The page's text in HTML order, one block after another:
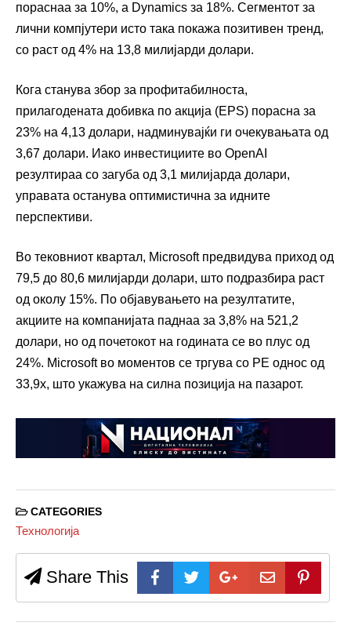
пораснаа за 10%, а Dynamics за 18%. Сегментот за
лични компјутери исто така покажа позитивен тренд,
со раст од 4% на 13,8 милијарди долари.
Кога станува збор за профитабилноста,
прилагодената добивка по акција (EPS) порасна за
23% на 4,13 долари, надминувајќи ги очекувањата од
3,67 долари. Иако инвестициите во OpenAI
резултираа со загуба од 3,1 милијарда долари,
управата останува оптимистична за идните
перспективи.
Во тековниот квартал, Microsoft предвидува приход од
79,5 до 80,6 милијарди долари, што подразбира раст
од околу 15%. По објавувањето на резултатите,
акциите на компанијата паднаа за 3,8% на 521,2
долари, но од почетокот на годината се во плус од
24%. Microsoft во моментов се тргува со PE однос од
33,9x, што укажува на силна позиција на пазарот.
CATEGORIES
Технологија
Share This